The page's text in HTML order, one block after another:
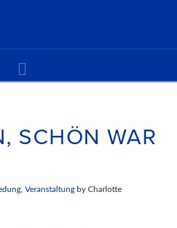
SCHÖN WAR
, Veranstaltungby Charlotte